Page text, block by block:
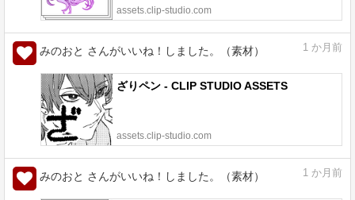
assets.clip-studio.com
みのおと さんがいいね！しました。（素材） 1 か月前
ざりペン - CLIP STUDIO ASSETS
assets.clip-studio.com
みのおと さんがいいね！しました。（素材） 1 か月前